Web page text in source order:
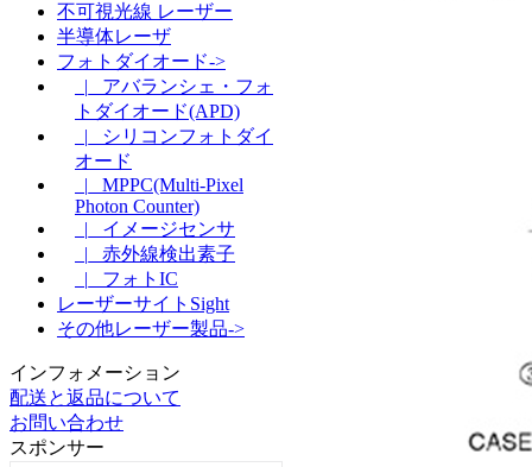
不可視光線 レーザー
半導体レーザ
フォトダイオード->
|_ アバランシェ・フォ
トダイオード(APD)
|_ シリコンフォトダイ
オード
|_ MPPC(Multi-Pixel
Photon Counter)
|_ イメージセンサ
|_ 赤外線検出素子
|_ フォトIC
レーザーサイトSight
その他レーザー製品->
インフォメーション
配送と返品について
お問い合わせ
スポンサー